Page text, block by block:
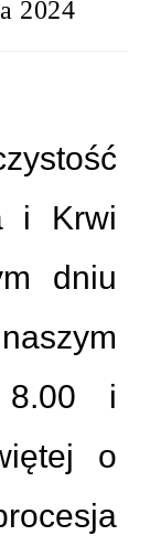
2024
i Krwi
dniu
8.00 i
o